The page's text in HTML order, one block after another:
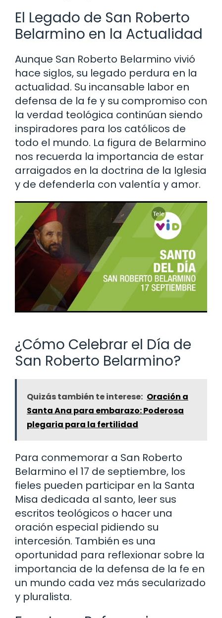
El Legado de San Roberto
Belarmino en la Actualidad
Aunque San Roberto Belarmino vivió
hace siglos, su legado perdura en la
actualidad. Su incansable labor en
defensa de la fe y su compromiso con
la verdad teológica continúan siendo
inspiradores para los católicos de
todo el mundo. La figura de Belarmino
nos recuerda la importancia de estar
arraigados en la doctrina de la Iglesia
y de defenderla con valentía y amor.
¿Cómo Celebrar el Día de
San Roberto Belarmino?
Quizás también te interese: Oración a
Santa Ana para embarazo: Poderosa
plegaria para la fertilidad
Para conmemorar a San Roberto
Belarmino el 17 de septiembre, los
fieles pueden participar en la Santa
Misa dedicada al santo, leer sus
escritos teológicos o hacer una
oración especial pidiendo su
intercesión. También es una
oportunidad para reflexionar sobre la
importancia de la defensa de la fe en
un mundo cada vez más secularizado
y pluralista.